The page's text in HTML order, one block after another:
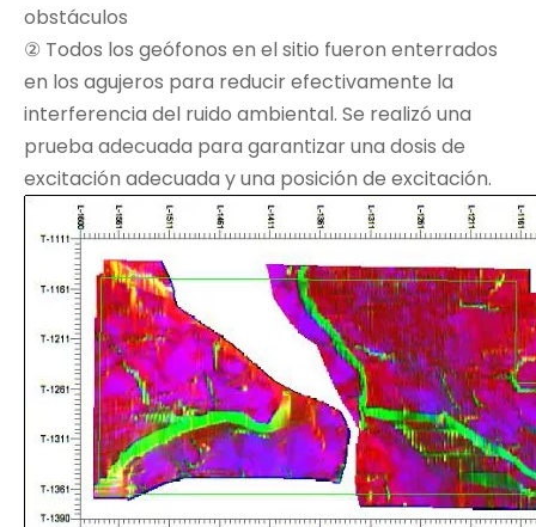
obstáculos
② Todos los geófonos en el sitio fueron enterrados
en los agujeros para reducir efectivamente la
interferencia del ruido ambiental. Se realizó una
prueba adecuada para garantizar una dosis de
excitación adecuada y una posición de excitación.